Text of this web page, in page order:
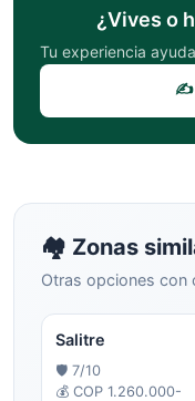
¿Vives o
Tu experiencia
✍️
🏘️ Zonas
Otras opciones con
Salitre
🛡️ 7/10
💰 COP 1.260.000-